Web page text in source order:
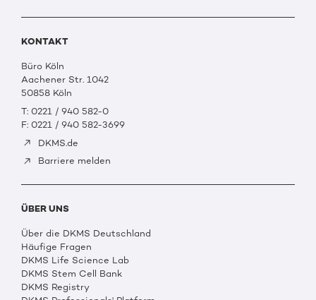
KONTAKT
Büro Köln
Aachener Str. 1042
50858 Köln
T: 0221 / 940 582-0
F: 0221 / 940 582-3699
DKMS.de
Barriere melden
ÜBER UNS
Über die DKMS Deutschland
Häufige Fragen
DKMS Life Science Lab
DKMS Stem Cell Bank
DKMS Registry